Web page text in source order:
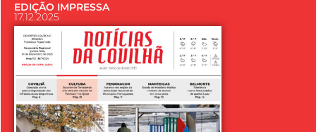
EDIÇÃO IMPRESSA
17.12.2025